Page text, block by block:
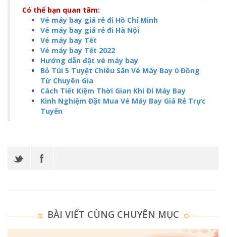
Có thể bạn quan tâm:
Vé máy bay giá rẻ đi Hồ Chí Minh
Vé máy bay giá rẻ đi Hà Nội
Vé máy bay Tết
Vé máy bay Tết 2022
Hướng dẫn đặt vé máy bay
Bỏ Túi 5 Tuyệt Chiêu Săn Vé Máy Bay 0 Đồng
Từ Chuyên Gia
Cách Tiết Kiệm Thời Gian Khi Đi Máy Bay
Kinh Nghiệm Đặt Mua Vé Máy Bay Giá Rẻ Trực
Tuyến
BÀI VIẾT CÙNG CHUYÊN MỤC